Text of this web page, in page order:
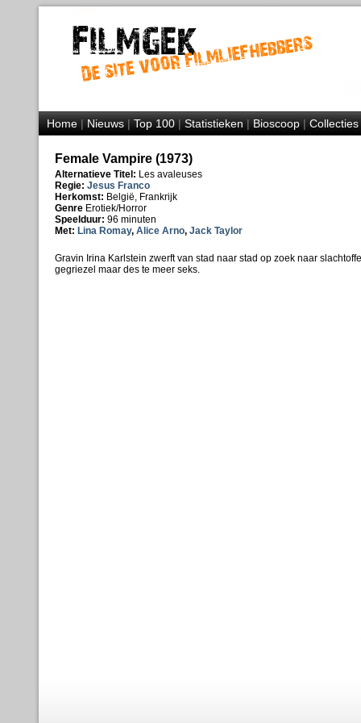
Home|Nieuws|Top 100|Statistieken|Bioscoop|Collecties
Female Vampire (1973)
Alternatieve Titel: Les avaleuses
Regie: Jesus Franco
Herkomst: België, Frankrijk
Genre Erotiek/Horror
Speelduur: 96 minuten
Met: Lina Romay, Alice Arno, Jack Taylor
Gravin Irina Karlstein zwerft van stad naar stad op zoek naar
gegriezel maar des te meer seks.